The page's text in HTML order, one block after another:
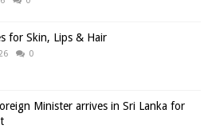
for Skin, Lips & Hair
0
Minister arrives in Sri Lanka for